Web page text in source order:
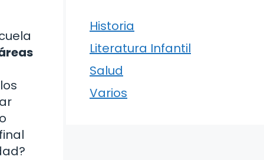
Historia
Literatura Infantil
Salud
Varios